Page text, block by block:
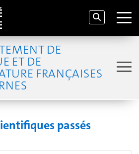
DE
ET DE
FRANÇAISES
passés